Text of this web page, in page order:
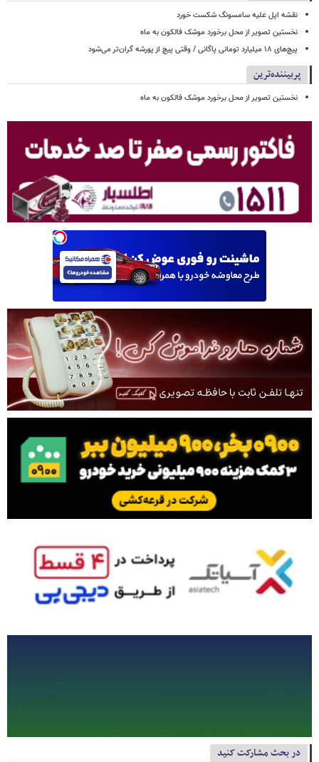
نقشه اپل علیه سامسونگ شکست خورد
نخستین تصویر از محل برخورد موشک فالکون به ماه
پیچ‌های ۱۸ میلیارد تومانی پاگانی / وقتی پیچ از پورشه گران‌تر می‌شود
پربیننده‌ترین
نخستین تصویر از محل برخورد موشک فالکون به ماه
در بحث مشارکت کنید